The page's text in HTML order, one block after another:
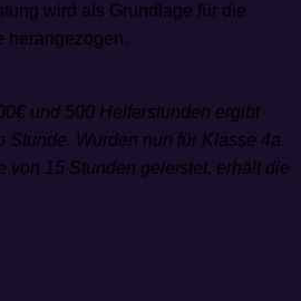
wird als Grundlage für die
herangezogen.
und 500 Helferstunden ergibt
Stunde. Wurden nun für Klasse 4a
von 15 Stunden geleistet, erhält die